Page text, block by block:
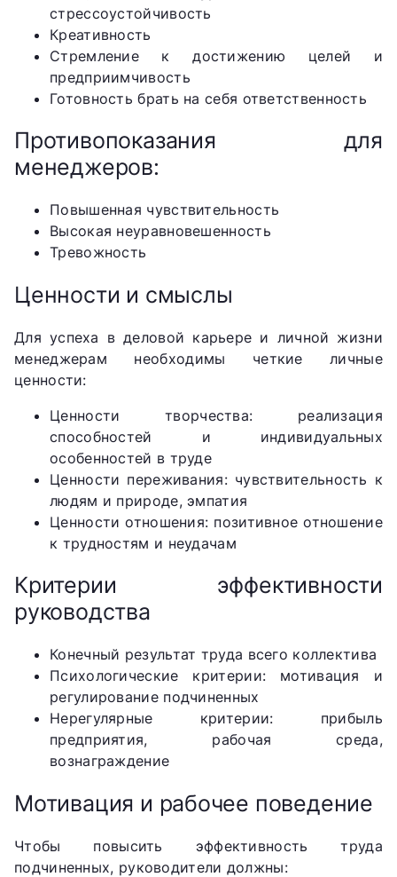
стрессоустойчивость
Креативность
Стремление к достижению целей и
предприимчивость
Готовность брать на себя ответственность
Противопоказания для
менеджеров:
Повышенная чувствительность
Высокая неуравновешенность
Тревожность
Ценности и смыслы
Для успеха в деловой карьере и личной жизни
менеджерам необходимы четкие личные
ценности:
Ценности творчества: реализация
способностей и индивидуальных
особенностей в труде
Ценности переживания: чувствительность к
людям и природе, эмпатия
Ценности отношения: позитивное отношение
к трудностям и неудачам
Критерии эффективности
руководства
Конечный результат труда всего коллектива
Психологические критерии: мотивация и
регулирование подчиненных
Нерегулярные критерии: прибыль
предприятия, рабочая среда,
вознаграждение
Мотивация и рабочее поведение
Чтобы повысить эффективность труда
подчиненных, руководители должны: